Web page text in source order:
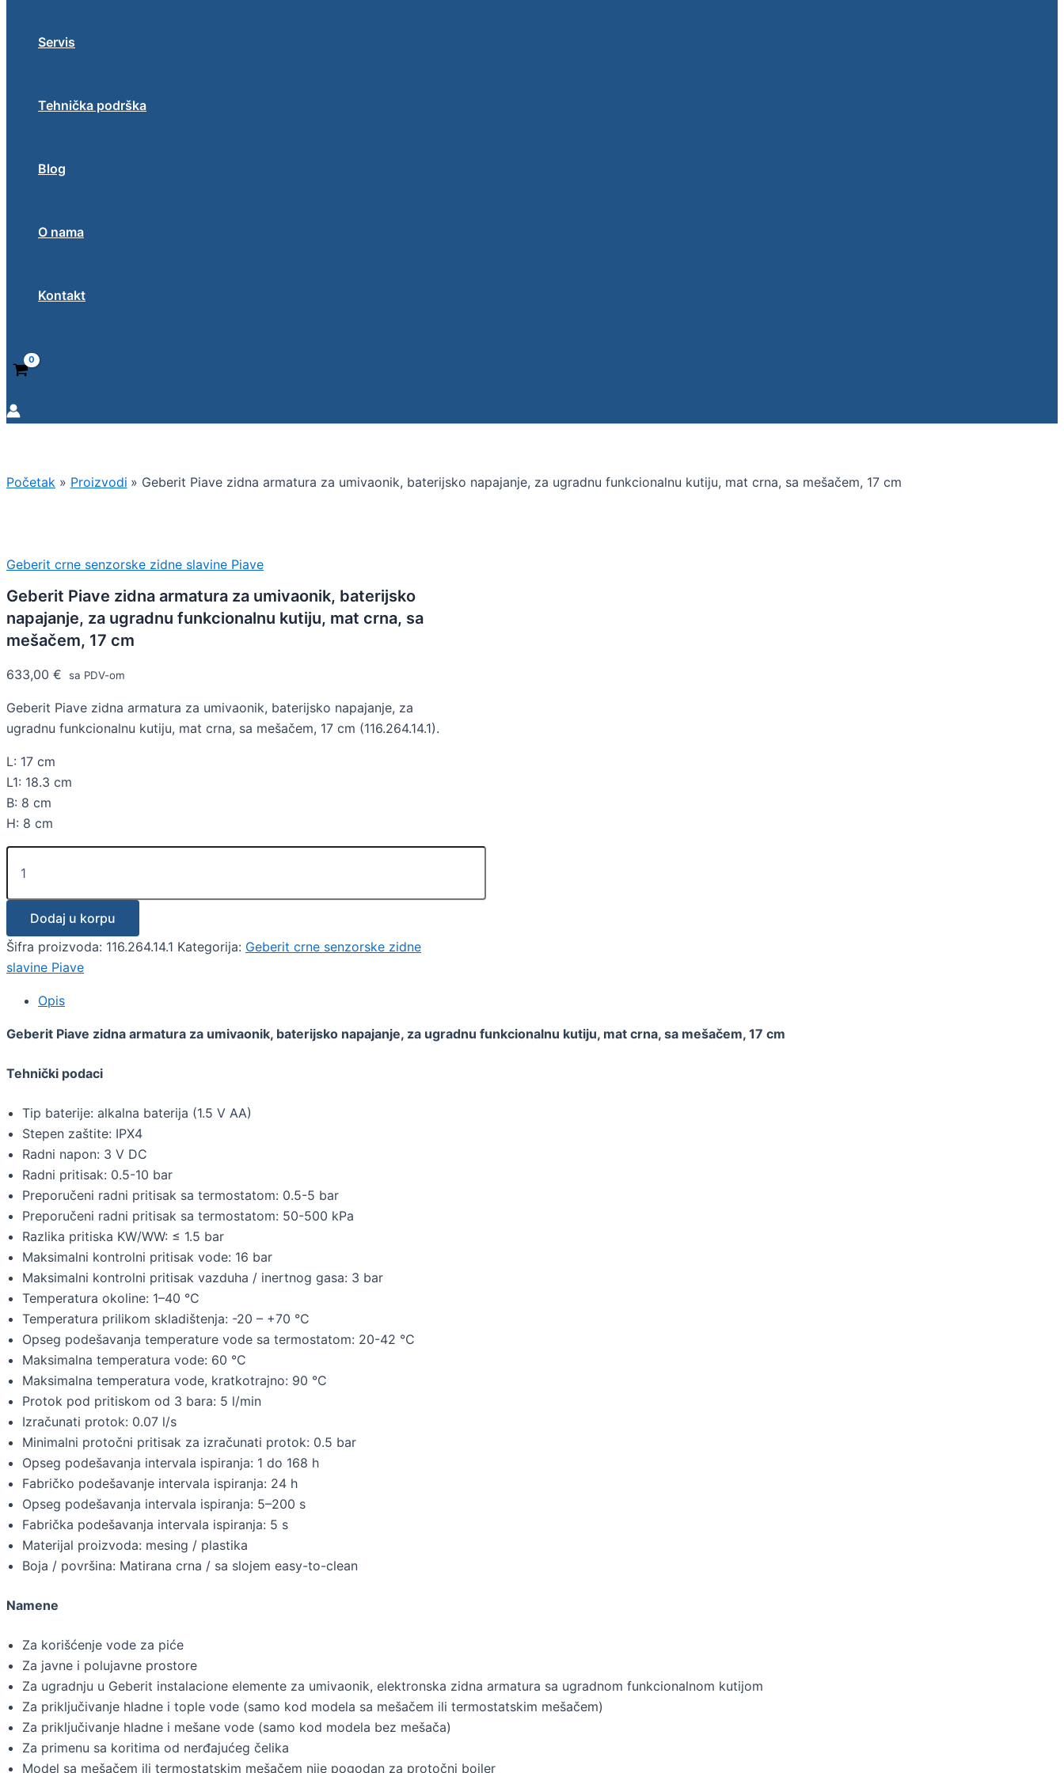
Servis
Tehnička podrška
Blog
O nama
Kontakt
Početak Proizvodi Geberit Piave zidna armatura za umivaonik, baterijsko napajanje, za ugradnu funkcionalnu kutiju, mat crna, sa mešačem, 17 cm
Geberit crne senzorske zidne slavine Piave
Geberit Piave zidna armatura za umivaonik, baterijsko
napajanje, za ugradnu funkcionalnu kutiju, mat crna, sa
mešačem, 17 cm
633,00 € sa PDV-om
Geberit Piave zidna armatura za umivaonik, baterijsko napajanje, za
ugradnu funkcionalnu kutiju, mat crna, sa mešačem, 17 cm (116.264.14.1).
L: 17 cm
L1: 18.3 cm
B: 8 cm
H: 8 cm
Dodaj u korpu
Šifra proizvoda: 116.264.14.1 Kategorija: Geberit crne senzorske zidne
slavine Piave
Opis
Geberit Piave zidna armatura za umivaonik, baterijsko napajanje, za ugradnu funkcionalnu kutiju, mat crna, sa mešačem, 17 cm
Tehnički podaci
Tip baterije: alkalna baterija (1.5 V AA)
Stepen zaštite: IPX4
Radni napon: 3 V DC
Radni pritisak: 0.5-10 bar
Preporučeni radni pritisak sa termostatom: 0.5-5 bar
Preporučeni radni pritisak sa termostatom: 50-500 kPa
Razlika pritiska KW/WW: ≤ 1.5 bar
Maksimalni kontrolni pritisak vode: 16 bar
Maksimalni kontrolni pritisak vazduha / inertnog gasa: 3 bar
Temperatura okoline: 1–40 °C
Temperatura prilikom skladištenja: -20 – +70 °C
Opseg podešavanja temperature vode sa termostatom: 20-42 °C
Maksimalna temperatura vode: 60 °C
Maksimalna temperatura vode, kratkotrajno: 90 °C
Protok pod pritiskom od 3 bara: 5 l/min
Izračunati protok: 0.07 l/s
Minimalni protočni pritisak za izračunati protok: 0.5 bar
Opseg podešavanja intervala ispiranja: 1 do 168 h
Fabričko podešavanje intervala ispiranja: 24 h
Opseg podešavanja intervala ispiranja: 5–200 s
Fabrička podešavanja intervala ispiranja: 5 s
Materijal proizvoda: mesing / plastika
Boja / površina: Matirana crna / sa slojem easy-to-clean
Namene
Za korišćenje vode za piće
Za javne i polujavne prostore
Za ugradnju u Geberit instalacione elemente za umivaonik, elektronska zidna armatura sa ugradnom funkcionalnom kutijom
Za priključivanje hladne i tople vode (samo kod modela sa mešačem ili termostatskim mešačem)
Za priključivanje hladne i mešane vode (samo kod modela bez mešača)
Za primenu sa koritima od nerđajućeg čelika
Model sa mešačem ili termostatskim mešačem nije pogodan za protočni bojler